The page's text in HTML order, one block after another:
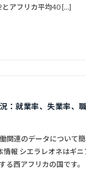
アフリカ平均40 […]
：就業率、失業率、職
関連のデータについて
報 シエラレオネはギニ
る西アフリカの国です